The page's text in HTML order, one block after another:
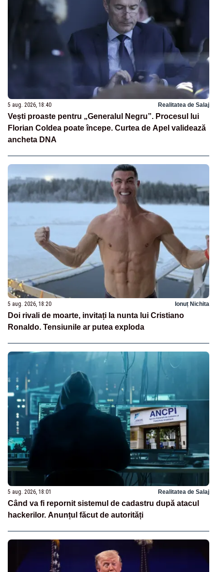
5 aug. 2026, 18:40 Realitatea de Salaj
Vești proaste pentru „Generalul Negru”. Procesul lui
Florian Coldea poate începe. Curtea de Apel validează
ancheta DNA
5 aug. 2026, 18:20 Ionuț Nichita
Doi rivali de moarte, invitați la nunta lui Cristiano
Ronaldo. Tensiunile ar putea exploda
5 aug. 2026, 18:01 Realitatea de Salaj
Când va fi repornit sistemul de cadastru după atacul
hackerilor. Anunțul făcut de autorități